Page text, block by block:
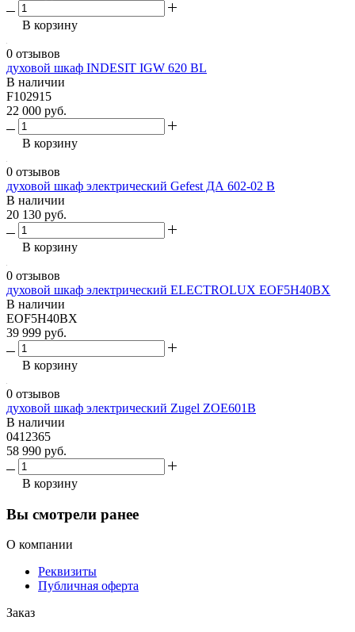
В корзину
0 отзывов
духовой шкаф INDESIT IGW 620 BL
В наличии
F102915
22 000 руб.
В корзину
0 отзывов
духовой шкаф электрический Gefest ДА 602-02 B
В наличии
20 130 руб.
В корзину
0 отзывов
духовой шкаф электрический ELECTROLUX EOF5H40BX
В наличии
EOF5H40BX
39 999 руб.
В корзину
0 отзывов
духовой шкаф электрический Zugel ZOE601B
В наличии
0412365
58 990 руб.
В корзину
Вы смотрели ранее
О компании
Реквизиты
Публичная оферта
Заказ